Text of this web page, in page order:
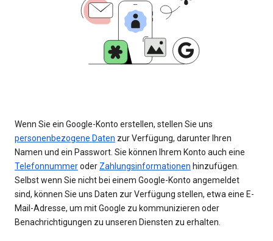
Wenn Sie ein Google-Konto erstellen, stellen Sie uns
personenbezogene Daten zur Verfügung, darunter Ihren
Namen und ein Passwort. Sie können Ihrem Konto auch eine
Telefonnummeroder Zahlungsinformationen hinzufügen.
Selbst wenn Sie nicht bei einem Google-Konto angemeldet
sind, können Sie uns Daten zur Verfügung stellen, etwa eine E-
Mail-Adresse, um mit Google zu kommunizieren oder
Benachrichtigungen zu unseren Diensten zu erhalten.